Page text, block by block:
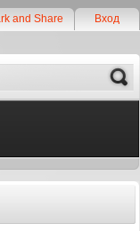
Вход
Search